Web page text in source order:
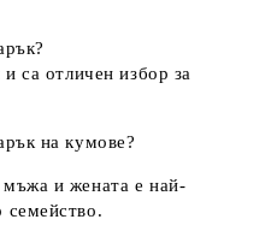
са отличен избор за
на кумове?
и жената е най-
семейство.